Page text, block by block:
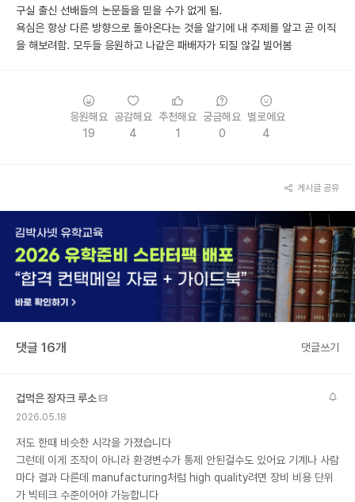
구실 출신 선배들의 논문들을 믿을 수가 없게 됨.
욕심은 항상 다른 방향으로 돌아온다는 것을 알기에 내 주제를 알고 곧 이직
을 해보려함. 모두들 응원하고 나같은 패배자가 되질 않길 빌어봄
응원해요
19
공감해요
4
추천해요
1
궁금해요
0
별로에요
4
게시글 공유
댓글 16개 댓글쓰기
겁먹은 장자크 루소
2026.05.18
저도 한때 비슷한 시각을 가졌습니다
그런데 이게 조작이 아니라 환경변수가 통제 안된걸수도 있어요 기계나 사람
마다 결과 다른데 manufacturing처럼 high quality려면 장비 비용 단위
가 빅테크 수준이어야 가능합니다